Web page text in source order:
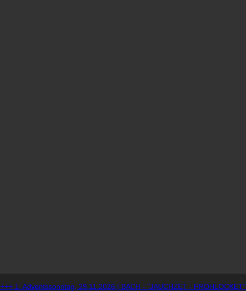
1. Adventssonntag, 29.11.2026 | BACH - "JAUCHZET -